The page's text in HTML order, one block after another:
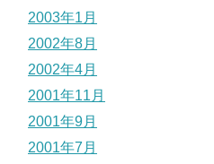
2003年1月
2002年8月
2002年4月
2001年11月
2001年9月
2001年7月